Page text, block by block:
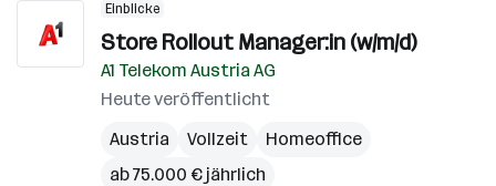
Einblicke
Store Rollout Manager:in (w/m/d)
A1 Telekom Austria AG
Heute veröffentlicht
Austria
Vollzeit
Homeoffice
ab 75.000 € jährlich